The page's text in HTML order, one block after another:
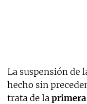
La suspensión de
hecho sin
trata de laprimera